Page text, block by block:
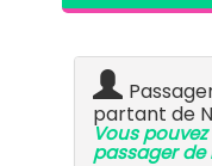
partant de
Vous
passager